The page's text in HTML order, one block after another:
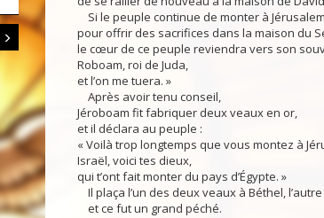
Si le peuple continue de monter à Jérusalem
pour offrir des sacrifices dans la maison du
le cœur de ce peuple reviendra vers son
Roboam, roi de Juda,
et l’on me tuera. »
Après avoir tenu conseil,
Jéroboam fit fabriquer deux veaux en or,
et il déclara au peuple :
« Voilà trop longtemps que vous montez à
Israël, voici tes dieux,
qui t’ont fait monter du pays d’Égypte. »
Il plaça l’un des deux veaux à Béthel,
et ce fut un grand péché.